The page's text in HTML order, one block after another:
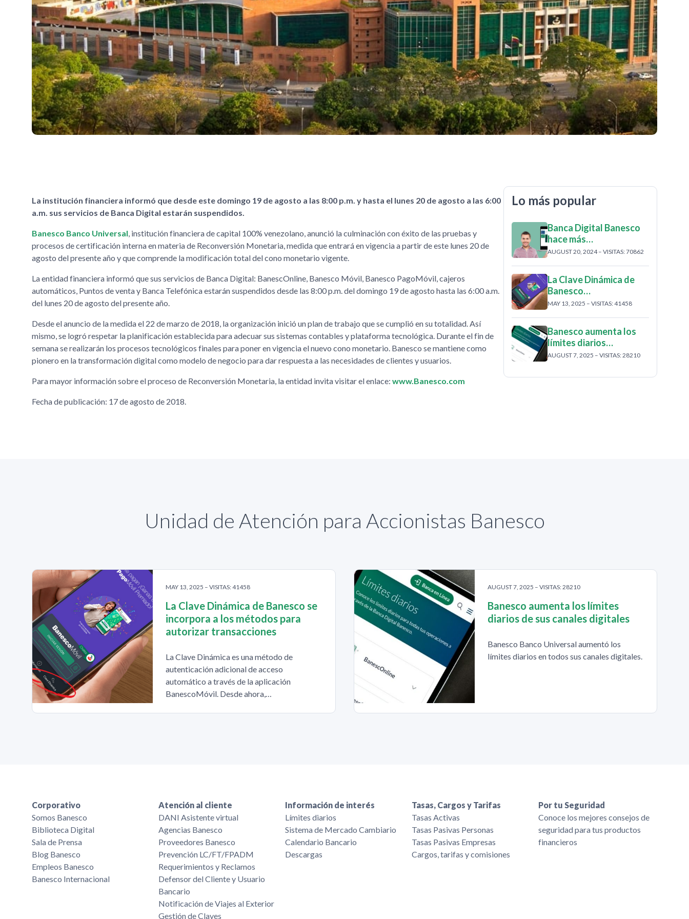
La institución financiera informó que desde este domingo 19 de agosto a las 8:00 p.m. y hasta el lunes 20 de agosto a las 6:00
a.m. sus servicios de Banca Digital estarán suspendidos.
Banesco Banco Universal, institución financiera de capital 100% venezolano, anunció la culminación con éxito de las pruebas y
procesos de certificación interna en materia de Reconversión Monetaria, medida que entrará en vigencia a partir de este lunes 20 de
agosto del presente año y que comprende la modificación total del cono monetario vigente.
La entidad financiera informó que sus servicios de Banca Digital: BanescOnline, Banesco Móvil, Banesco PagoMóvil, cajeros
automáticos, Puntos de venta y Banca Telefónica estarán suspendidos desde las 8:00 p.m. del domingo 19 de agosto hasta las 6:00 a.m.
del lunes 20 de agosto del presente año.
Desde el anuncio de la medida el 22 de marzo de 2018, la organización inició un plan de trabajo que se cumplió en su totalidad. Así
mismo, se logró respetar la planificación establecida para adecuar sus sistemas contables y plataforma tecnológica. Durante el fin de
semana se realizarán los procesos tecnológicos finales para poner en vigencia el nuevo cono monetario. Banesco se mantiene como
pionero en la transformación digital como modelo de negocio para dar respuesta a las necesidades de clientes y usuarios.
Para mayor información sobre el proceso de Reconversión Monetaria, la entidad invita visitar el enlace: www.Banesco.com
Fecha de publicación: 17 de agosto de 2018.
Lo más popular
Banca Digital Banesco
hace más…
AUGUST 20, 2024 – VISITAS: 70862
La Clave Dinámica de
Banesco…
MAY 13, 2025 – VISITAS: 41458
Banesco aumenta los
límites diarios…
AUGUST 7, 2025 – VISITAS: 28210
Unidad de Atención para Accionistas Banesco
MAY 13, 2025 – VISITAS: 41458
La Clave Dinámica de Banesco se
incorpora a los métodos para
autorizar transacciones
La Clave Dinámica es una método de
autenticación adicional de acceso
automático a través de la aplicación
BanescoMóvil. Desde ahora,…
AUGUST 7, 2025 – VISITAS: 28210
Banesco aumenta los límites
diarios de sus canales digitales
Banesco Banco Universal aumentó los
límites diarios en todos sus canales digitales.
Corporativo
Somos Banesco
Biblioteca Digital
Sala de Prensa
Blog Banesco
Empleos Banesco
Banesco Internacional
Atención al cliente
DANI Asistente virtual
Agencias Banesco
Proveedores Banesco
Prevención LC/FT/FPADM
Requerimientos y Reclamos
Defensor del Cliente y Usuario
Bancario
Notificación de Viajes al Exterior
Gestión de Claves
Información de interés
Límites diarios
Sistema de Mercado Cambiario
Calendario Bancario
Descargas
Tasas, Cargos y Tarifas
Tasas Activas
Tasas Pasivas Personas
Tasas Pasivas Empresas
Cargos, tarifas y comisiones
Por tu Seguridad
Conoce los mejores consejos de
seguridad para tus productos
financieros